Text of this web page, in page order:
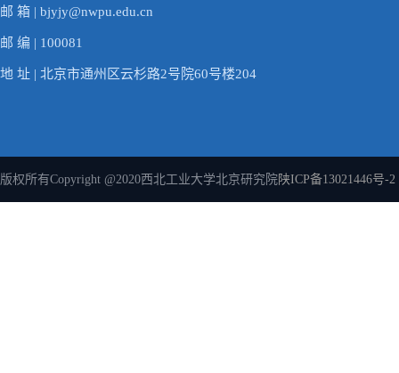
邮 箱 | bjyjy@nwpu.edu.cn
邮 编 | 100081
地 址 | 北京市通州区云杉路2号院60号楼204
版权所有Copyright @2020西北工业大学北京研究院陕ICP备13021446号-2